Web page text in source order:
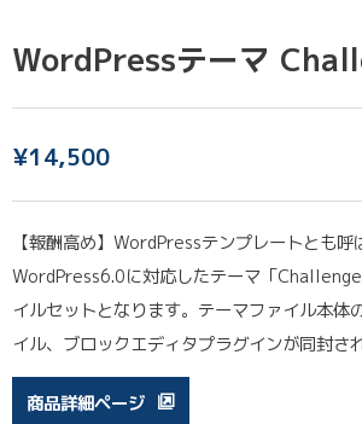
WordPressテーマ
¥14,500
【報酬高め】WordPressテンプレートとも呼
WordPress6.0に対応したテーマ「
イルセットとなります。テーマファイル本体
イル、ブロックエディタプラグインが同封さ
商品詳細ページ